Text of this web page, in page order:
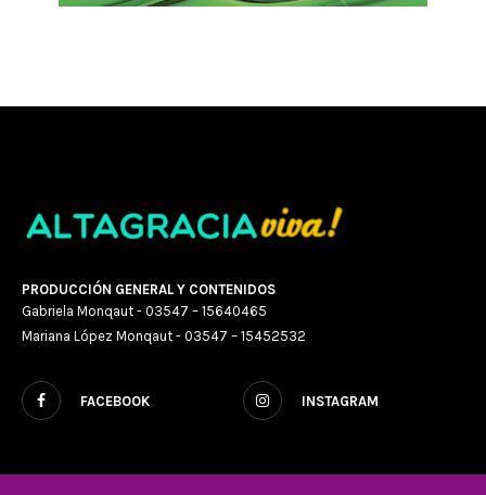
PRODUCCIÓN GENERAL Y CONTENIDOS
Gabriela Monqaut - 03547 – 15640465
Mariana López Monqaut - 03547 – 15452532
FACEBOOK INSTAGRAM